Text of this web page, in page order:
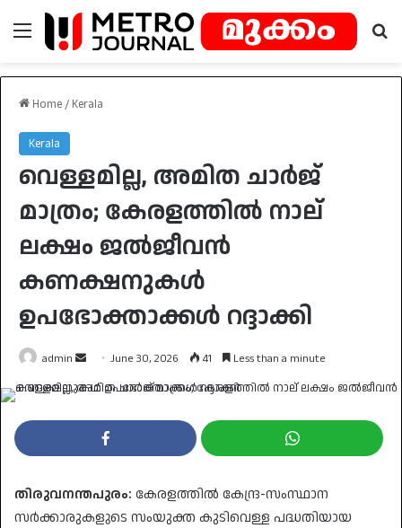
Menu
Home / Kerala
Kerala
വെള്ളമില്ല, അമിത ചാർജ്
മാത്രം; കേരളത്തിൽ നാല്
ലക്ഷം ജൽജീവൻ
കണക്ഷനുകൾ
ഉപഭോക്താക്കൾ റദ്ദാക്കി
admin
Send June 30, 2026 41 Less than a minute
തിരുവനന്തപുരം: കേരളത്തിൽ കേന്ദ്ര-സംസ്ഥാന
സർക്കാരുകളുടെ സംയുക്ത കുടിവെള്ള പദ്ധതിയായ